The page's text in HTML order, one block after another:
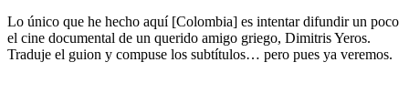
Lo único que he hecho aquí [Colombia] es intentar difundir un poco
el cine documental de un querido amigo griego, Dimitris Yeros.
Traduje el guion y compuse los subtítulos… pero pues ya veremos.